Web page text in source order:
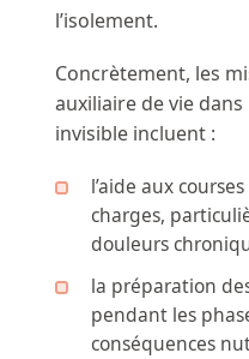
l’isolement.
Concrètement, les
auxiliaire de vie dans
invisible incluent :
l’aide aux
charges,
douleurs
la préparation
pendant les
conséquences